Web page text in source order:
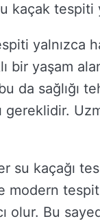
kaçak
yalnızca
bir yaşam
da sağlığı
gereklidir.
su kaçağı
olur. Bu